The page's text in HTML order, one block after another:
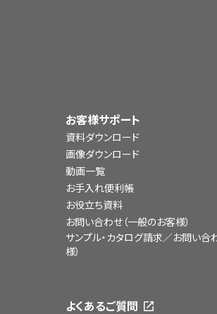
お客様サポート
資料ダウンロード
画像ダウンロード
動画一覧
お手入れ便利帳
お役立ち資料
お問い合わせ（一般のお客様）
サンプル・カタログ請求／お問い合
様）
よくあるご質問